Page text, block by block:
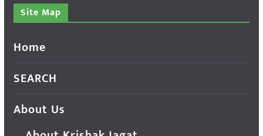
Site Map
Home
SEARCH
About Us